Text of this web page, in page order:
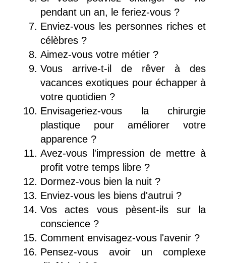
pendant un an, le feriez-vous ?
Enviez-vous les personnes riches et
célèbres ?
Aimez-vous votre métier ?
Vous arrive-t-il de rêver à des
vacances exotiques pour échapper à
votre quotidien ?
Envisageriez-vous la chirurgie
plastique pour améliorer votre
apparence ?
Avez-vous l'impression de mettre à
profit votre temps libre ?
Dormez-vous bien la nuit ?
Enviez-vous les biens d'autrui ?
Vos actes vous pèsent-ils sur la
conscience ?
Comment envisagez-vous l'avenir ?
Pensez-vous avoir un complexe